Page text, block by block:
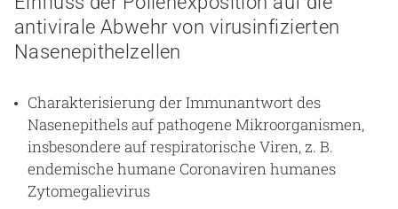
antivirale Abwehr von virusinfizierten
Nasenepithelzellen
Charakterisierung der Immunantwort des
Nasenepithels auf pathogene Mikroorganismen,
insbesondere auf respiratorische Viren, z. B.
endemische humane Coronaviren humanes
Zytomegalievirus